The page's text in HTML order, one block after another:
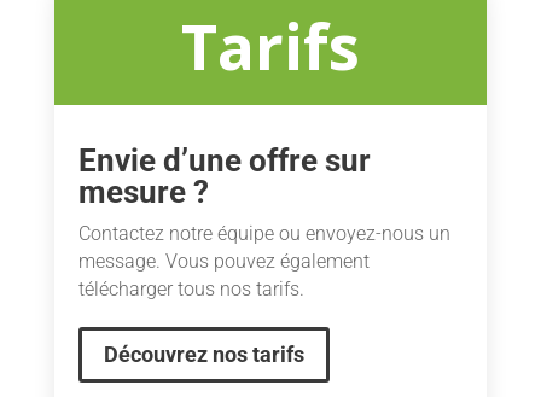
Tarifs
Envie d’une offre sur
mesure ?
Contactez notre équipe ou envoyez-nous un
message. Vous pouvez également
télécharger tous nos tarifs.
Découvrez nos tarifs